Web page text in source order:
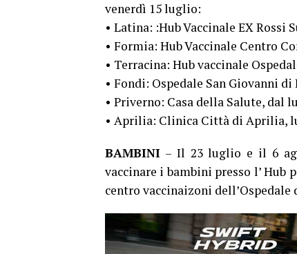
venerdì 15 luglio:
• Latina: :Hub Vaccinale EX Rossi
• Formia: Hub Vaccinale Centro
• Terracina: Hub vaccinale
• Fondi: Ospedale San Giovanni
• Priverno: Casa della Salute, dal
• Aprilia: Clinica Città di Aprilia,
BAMBINI – Il 23 luglio e il 6
vaccinare i bambini presso l’ Hub
centro vaccinaizoni dell’Ospedale